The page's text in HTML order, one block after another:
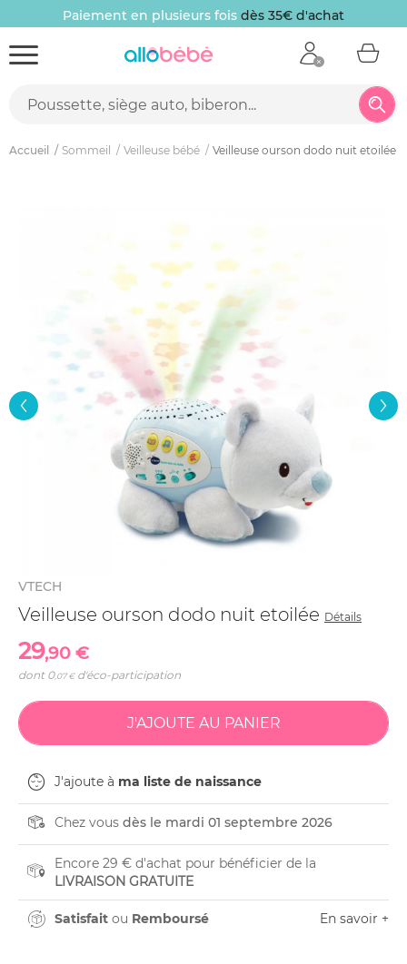
Paiement en plusieurs fois dès 35€ d'achat
Accueil Sommeil Veilleuse bébé Veilleuse ourson dodo nuit etoilée
VTECH
Veilleuse ourson dodo nuit etoilée Détails
29,90 €
dont 0,07 €d'éco-participation
J'ajoute à ma liste de naissance
Chez vous dès le mardi 01 septembre 2026
Encore 29 € d'achat pour bénéficier de la
LIVRAISON GRATUITE
Satisfait ou Remboursé En savoir +